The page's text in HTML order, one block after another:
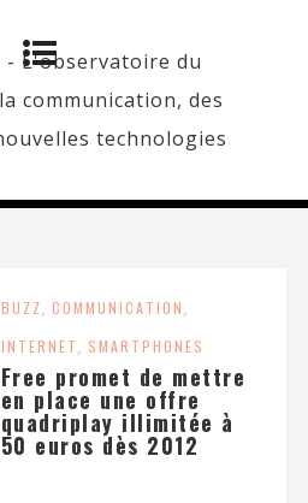
BUZZ, COMMUNICATION,
INTERNET, SMARTPHONES
Free promet de mettre
en place une offre
quadriplay illimitée à
50 euros dès 2012